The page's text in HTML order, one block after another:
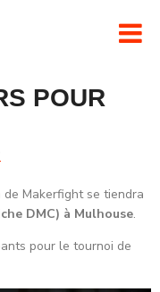
POUR
Makerfight se tiendra
DMC) à Mulhouse.
pour le tournoi de